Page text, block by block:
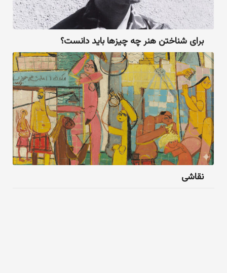
برای شناختن هنر چه چیزها باید دانست؟
نقاشی